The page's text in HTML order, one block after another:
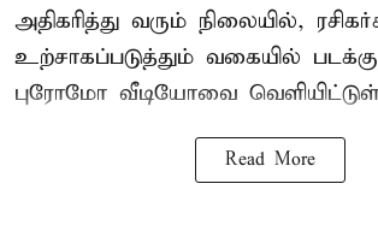
அதிகரித்து வரும் நிலையில்,
உற்சாகப்படுத்தும் வகையில்
புரோமோ வீடியோவை
Read More